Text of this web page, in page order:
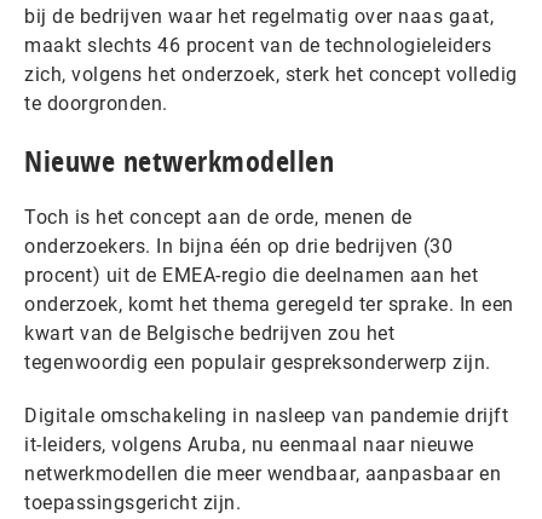
bij de bedrijven waar het regelmatig over naas gaat,
maakt slechts 46 procent van de technologieleiders
zich, volgens het onderzoek, sterk het concept volledig
te doorgronden.
Nieuwe netwerkmodellen
Toch is het concept aan de orde, menen de
onderzoekers. In bijna één op drie bedrijven (30
procent) uit de EMEA-regio die deelnamen aan het
onderzoek, komt het thema geregeld ter sprake. In een
kwart van de Belgische bedrijven zou het
tegenwoordig een populair gespreksonderwerp zijn.
Digitale omschakeling in nasleep van pandemie drijft
it-leiders, volgens Aruba, nu eenmaal naar nieuwe
netwerkmodellen die meer wendbaar, aanpasbaar en
toepassingsgericht zijn.